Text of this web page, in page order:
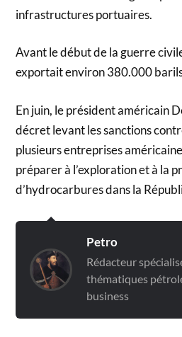
infrastructures portuaires.
Avant le début de la guerre
exportait environ 380.000
En juin, le président américain
décret levant les sanctions
plusieurs entreprises
préparer à l’exploration et à la
d’hydrocarbures dans la
Petro
Rédacteur
thématiques
business